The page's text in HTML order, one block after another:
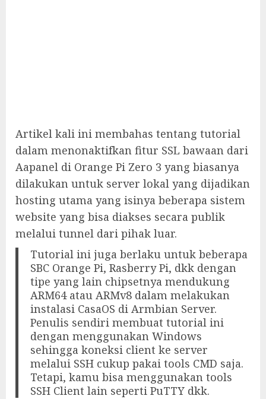
Artikel kali ini membahas tentang tutorial
dalam menonaktifkan fitur SSL bawaan dari
Aapanel di Orange Pi Zero 3 yang biasanya
dilakukan untuk server lokal yang dijadikan
hosting utama yang isinya beberapa sistem
website yang bisa diakses secara publik
melalui tunnel dari pihak luar.
Tutorial ini juga berlaku untuk beberapa
SBC Orange Pi, Rasberry Pi, dkk dengan
tipe yang lain chipsetnya mendukung
ARM64 atau ARMv8 dalam melakukan
instalasi CasaOS di Armbian Server.
Penulis sendiri membuat tutorial ini
dengan menggunakan Windows
sehingga koneksi client ke server
melalui SSH cukup pakai tools CMD saja.
Tetapi, kamu bisa menggunakan tools
SSH Client lain seperti PuTTY dkk.